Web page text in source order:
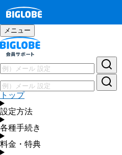
メニュー
トップ
設定方法
各種手続き
料金・特典